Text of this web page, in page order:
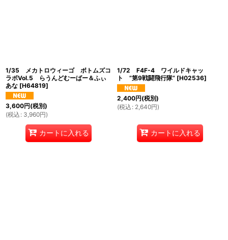
1/35 メカトロウィーゴ ボトムズコ
ラボVol.5 らうんどむーばー＆ふぃ
あな [H64819]
3,600円(税別)
(税込 : 3,960円)
カートに入れる
1/72 F4F-4 ワイルドキャッ
ト ”第9戦闘飛行隊” [H02536]
2,400円(税別)
(税込 : 2,640円)
カートに入れる